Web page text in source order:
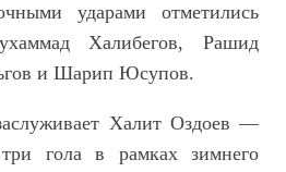
ударами отметились
Халибегов, Рашид
и Шарип Юсупов.
Халит Оздоев —
гола в рамках зимнего